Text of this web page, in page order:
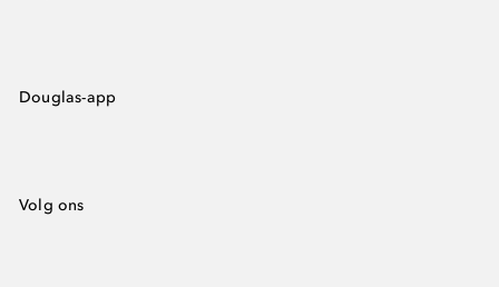
Douglas-app
Volg ons